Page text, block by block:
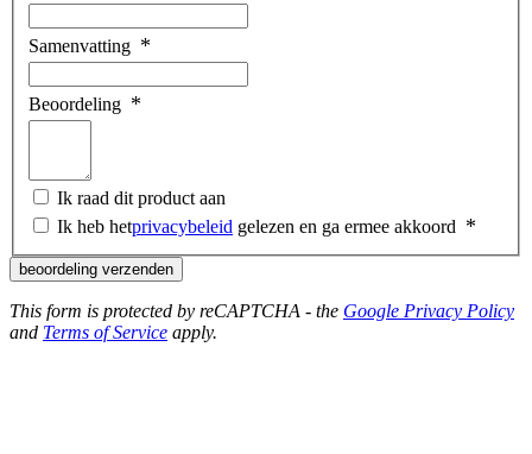
Samenvatting
Beoordeling
Ik raad dit product aan
Ik heb hetprivacybeleid gelezen en ga ermee akkoord
beoordeling verzenden
This form is protected by reCAPTCHA - the Google Privacy Policy
and Terms of Service apply.